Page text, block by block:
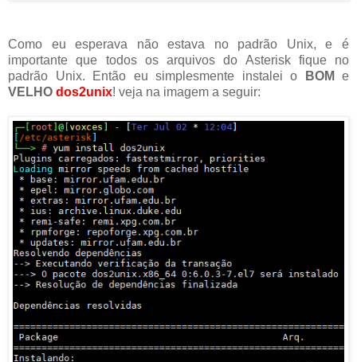
Como eu esperava não estava no padrão Unix, e é
importante que todos os arquivos do Asterisk fique no
padrão Unix. Então eu simplesmente instalei o
BOM e
VELHO dos2unix! veja na imagem a seguir: